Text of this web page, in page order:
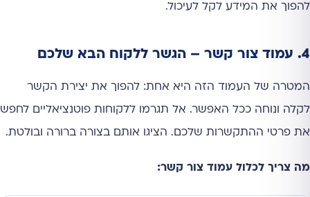
להפוך את המידע לקל לעיכול.
4. עמוד צור קשר – הגשר ללקוח הבא שלכם
המטרה של העמוד הזה היא אחת: להפוך את יצירת הקשר
לקלה ונוחה ככל האפשר. אל תגרמו ללקוחות פוטנציאליים לחפש
את פרטי ההתקשרות שלכם. הציגו אותם בצורה ברורה ובולטת.
מה צריך לכלול עמוד צור קשר: